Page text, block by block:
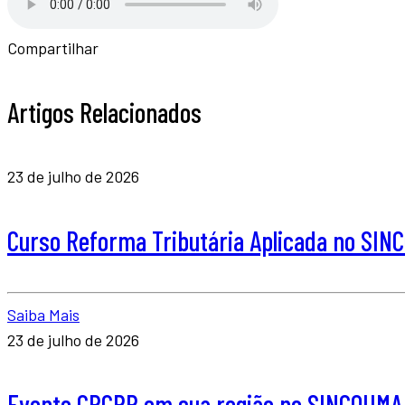
Compartilhar
Artigos Relacionados
23 de julho de 2026
Curso Reforma Tributária Aplicada no
Saiba Mais
23 de julho de 2026